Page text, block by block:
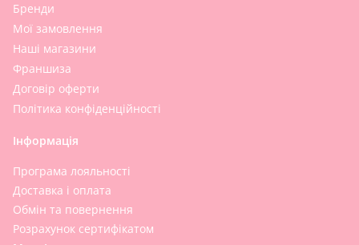
Бренди
Мої замовлення
Наші магазини
Франшиза
Договір оферти
Політика конфіденційності
Інформація
Програма лояльності
Доставка і оплата
Обмін та повернення
Розрахунок сертифікатом